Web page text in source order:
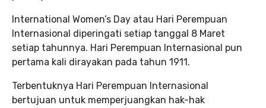
International Women’s Day atau Hari Perempuan
Internasional diperingati setiap tanggal 8 Maret
setiap tahunnya. Hari Perempuan Internasional pun
pertama kali dirayakan pada tahun 1911.
Terbentuknya Hari Perempuan Internasional
bertujuan untuk memperjuangkan hak-hak